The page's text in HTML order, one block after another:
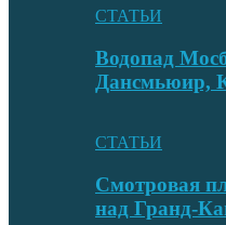
СТАТЬИ
Водопад
Дансмьюир,
СТАТЬИ
Смотровая
над Гранд-